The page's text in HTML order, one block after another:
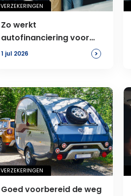
VERZEKERINGEN
Zo werkt
autofinanciering voor
particulieren
1 jul 2026 >
VERZEKERINGEN
Goed voorbereid de weg